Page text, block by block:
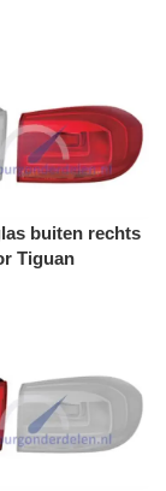
buiten rechts
Tiguan